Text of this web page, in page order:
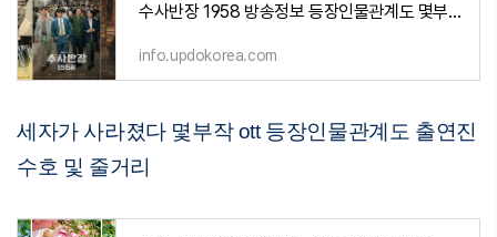
수사반장 1958 방송정보 등장인물관계도 몇부작 ott 및 줄거리
info.updokorea.com
세자가 사라졌다 몇부작 ott 등장인물관계도 출연진
수호 및 줄거리